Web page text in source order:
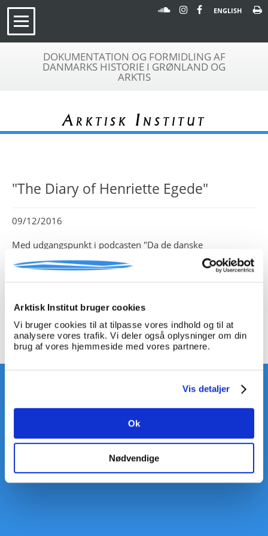
Arktisk Institut bruger cookies
Vi bruger cookies til at tilpasse vores indhold og til at
analysere vores trafik. Vi deler også oplysninger om din
brug af vores hjemmeside med vores partnere.
Vis detaljer
Ok
Nødvendige
ENGLISH
DOKUMENTATION OG FORMIDLING AF
DANMARKS HISTORIE I GRØNLAND OG
ARKTIS
Arktisk Institut
"The Diary of Henriette Egede"
09/12/2016
Med udgangspunkt i podcasten "Da de danske
"fruentimre" kom til Grønland" har Iben Bjørnsson skrevet
artiklen "The Diary of Henriette Egede" om de danske
kvinder i Grønland i 1800-tallet. Artiklen er udgivet i
<link http: arcticjournal.com culture diary-henriette-
egede>"The Diary of Henriette Egede"
Tilbage